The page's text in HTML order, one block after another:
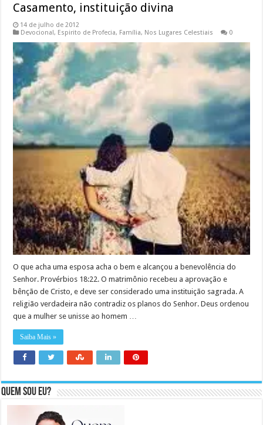
Casamento, instituição divina
14 de julho de 2012
Devocional, Espirito de Profecia, Família, Nos Lugares Celestiais 0
O que acha uma esposa acha o bem e alcançou a benevolência do
Senhor. Provérbios 18:22. O matrimônio recebeu a aprovação e
bênção de Cristo, e deve ser considerado uma instituição sagrada. A
religião verdadeira não contradiz os planos do Senhor. Deus ordenou
que a mulher se unisse ao homem …
Saiba Mais »
Quem sou eu?